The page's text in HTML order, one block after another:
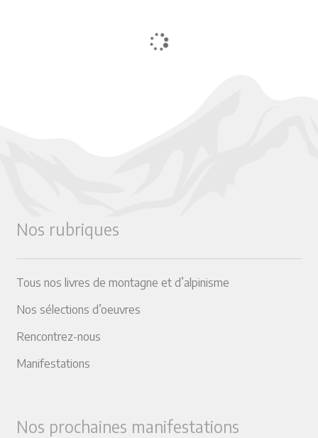
Nos rubriques
Tous nos livres de montagne et d’alpinisme
Nos sélections d’oeuvres
Rencontrez-nous
Manifestations
Nos prochaines manifestations